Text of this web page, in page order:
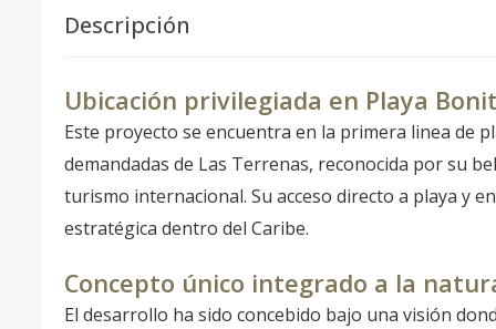
Descripción
Ubicación privilegiada en Playa
Este proyecto se encuentra en la primera linea de
demandadas de Las Terrenas, reconocida por su
turismo internacional. Su acceso directo a playa y
estratégica dentro del Caribe.
Concepto único integrado a la
El desarrollo ha sido concebido bajo una visión